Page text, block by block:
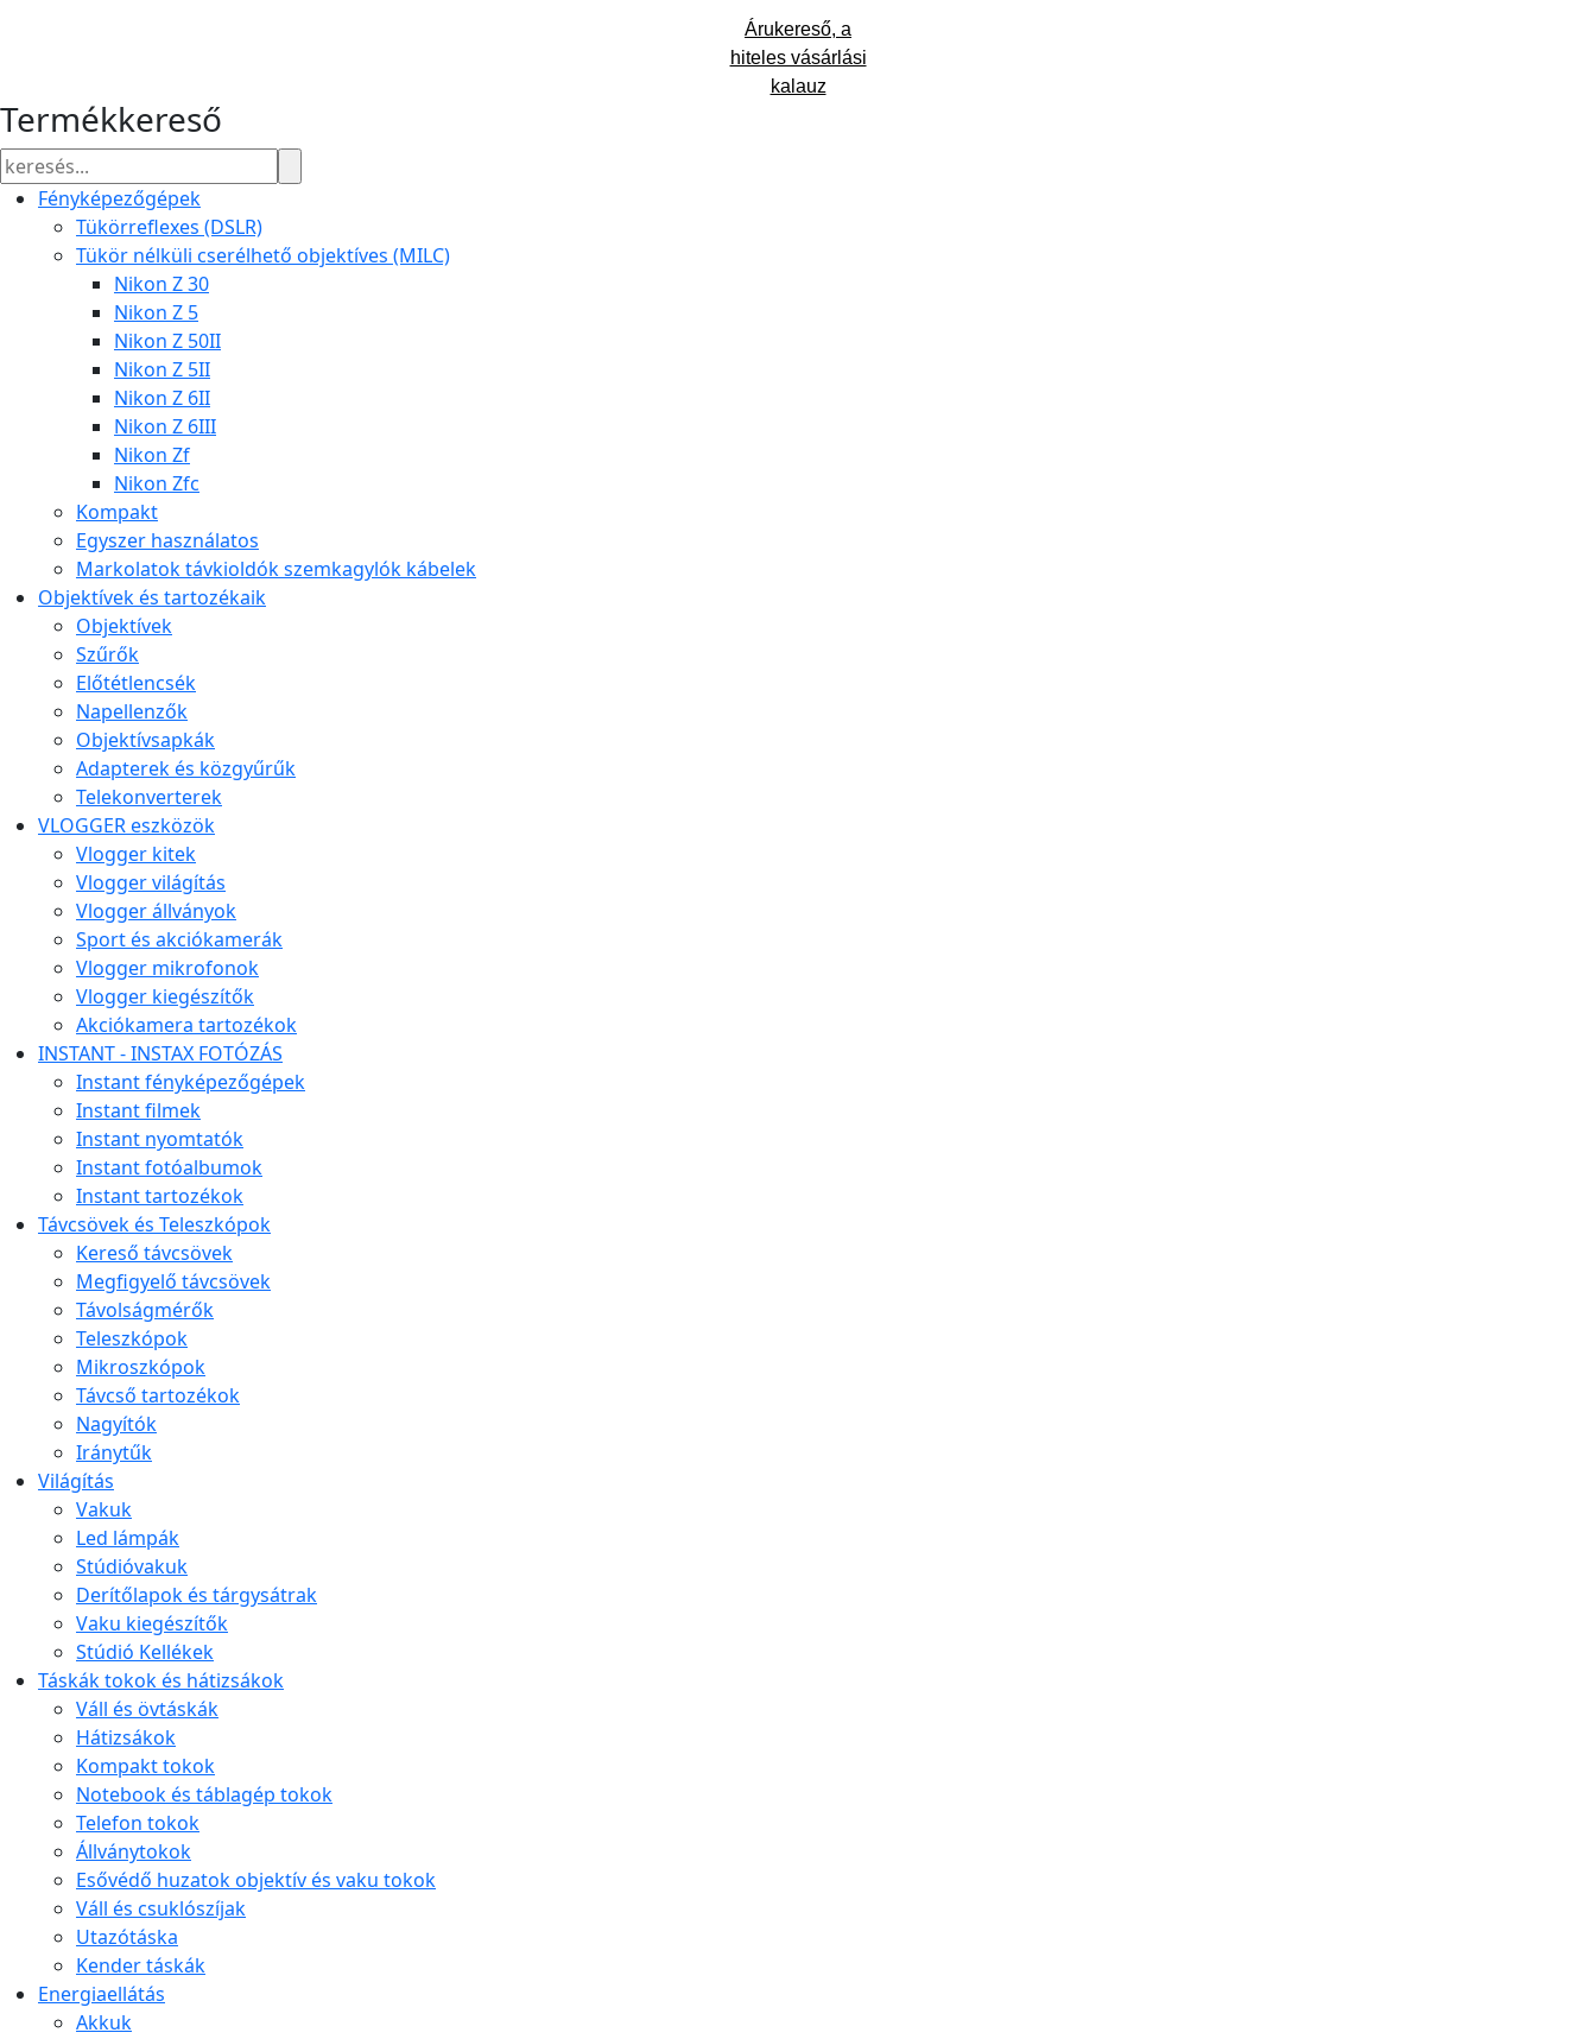
Árukereső, a
hiteles vásárlási
kalauz
Termékkereső
Fényképezőgépek
Tükörreflexes (DSLR)
Tükör nélküli cserélhető objektíves (MILC)
Nikon Z 30
Nikon Z 5
Nikon Z 50II
Nikon Z 5II
Nikon Z 6II
Nikon Z 6III
Nikon Zf
Nikon Zfc
Kompakt
Egyszer használatos
Markolatok távkioldók szemkagylók kábelek
Objektívek és tartozékaik
Objektívek
Szűrők
Előtétlencsék
Napellenzők
Objektívsapkák
Adapterek és közgyűrűk
Telekonverterek
VLOGGER eszközök
Vlogger kitek
Vlogger világítás
Vlogger állványok
Sport és akciókamerák
Vlogger mikrofonok
Vlogger kiegészítők
Akciókamera tartozékok
INSTANT - INSTAX FOTÓZÁS
Instant fényképezőgépek
Instant filmek
Instant nyomtatók
Instant fotóalbumok
Instant tartozékok
Távcsövek és Teleszkópok
Kereső távcsövek
Megfigyelő távcsövek
Távolságmérők
Teleszkópok
Mikroszkópok
Távcső tartozékok
Nagyítók
Iránytűk
Világítás
Vakuk
Led lámpák
Stúdióvakuk
Derítőlapok és tárgysátrak
Vaku kiegészítők
Stúdió Kellékek
Táskák tokok és hátizsákok
Váll és övtáskák
Hátizsákok
Kompakt tokok
Notebook és táblagép tokok
Telefon tokok
Állványtokok
Esővédő huzatok objektív és vaku tokok
Váll és csuklószíjak
Utazótáska
Kender táskák
Energiaellátás
Akkuk